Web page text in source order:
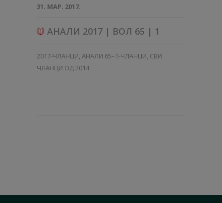
31. МАР. 2017.
АНАЛИ 2017 | ВОЛ 65 | 1
2017-ЧЛАНЦИ, АНАЛИ 65–1-ЧЛАНЦИ, СВИ
ЧЛАНЦИ ОД 2014